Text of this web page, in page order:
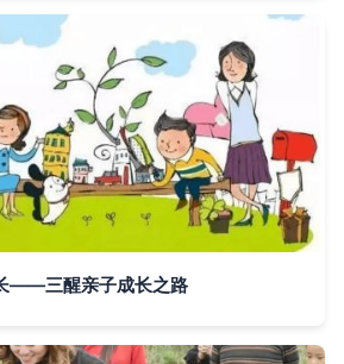
——三醒亲子成长之路